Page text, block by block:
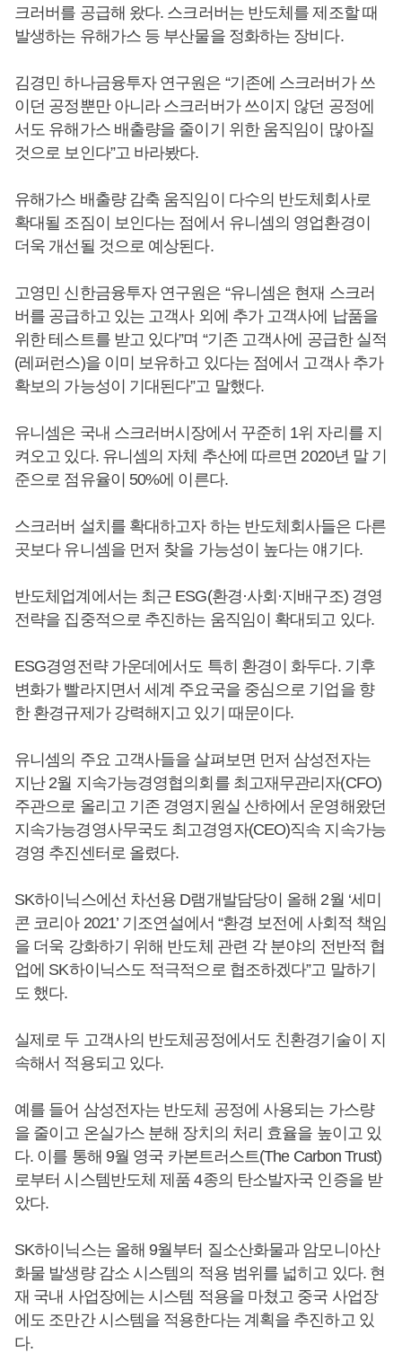
크러버를 공급해 왔다. 스크러버는 반도체를 제조할 때
발생하는 유해가스 등 부산물을 정화하는 장비다.
김경민 하나금융투자 연구원은 “기존에 스크러버가 쓰
이던 공정뿐만 아니라 스크러버가 쓰이지 않던 공정에
서도 유해가스 배출량을 줄이기 위한 움직임이 많아질
것으로 보인다”고 바라봤다.
유해가스 배출량 감축 움직임이 다수의 반도체회사로
확대될 조짐이 보인다는 점에서 유니셈의 영업환경이
더욱 개선될 것으로 예상된다.
고영민 신한금융투자 연구원은 “유니셈은 현재 스크러
버를 공급하고 있는 고객사 외에 추가 고객사에 납품을
위한 테스트를 받고 있다”며 “기존 고객사에 공급한 실적
(레퍼런스)을 이미 보유하고 있다는 점에서 고객사 추가
확보의 가능성이 기대된다”고 말했다.
유니셈은 국내 스크러버시장에서 꾸준히 1위 자리를 지
켜오고 있다. 유니셈의 자체 추산에 따르면 2020년 말 기
준으로 점유율이 50%에 이른다.
스크러버 설치를 확대하고자 하는 반도체회사들은 다른
곳보다 유니셈을 먼저 찾을 가능성이 높다는 얘기다.
반도체업계에서는 최근 ESG(환경·사회·지배구조) 경영
전략을 집중적으로 추진하는 움직임이 확대되고 있다.
ESG경영전략 가운데에서도 특히 환경이 화두다. 기후
변화가 빨라지면서 세계 주요국을 중심으로 기업을 향
한 환경규제가 강력해지고 있기 때문이다.
유니셈의 주요 고객사들을 살펴보면 먼저 삼성전자는
지난 2월 지속가능경영협의회를 최고재무관리자(CFO)
주관으로 올리고 기존 경영지원실 산하에서 운영해왔던
지속가능경영사무국도 최고경영자(CEO)직속 지속가능
경영 추진센터로 올렸다.
SK하이닉스에선 차선용 D램개발담당이 올해 2월 ‘세미
콘 코리아 2021’ 기조연설에서 “환경 보전에 사회적 책임
을 더욱 강화하기 위해 반도체 관련 각 분야의 전반적 협
업에 SK하이닉스도 적극적으로 협조하겠다”고 말하기
도 했다.
실제로 두 고객사의 반도체공정에서도 친환경기술이 지
속해서 적용되고 있다.
예를 들어 삼성전자는 반도체 공정에 사용되는 가스량
을 줄이고 온실가스 분해 장치의 처리 효율을 높이고 있
다. 이를 통해 9월 영국 카본트러스트(The Carbon Trust)
로부터 시스템반도체 제품 4종의 탄소발자국 인증을 받
았다.
SK하이닉스는 올해 9월부터 질소산화물과 암모니아산
화물 발생량 감소 시스템의 적용 범위를 넓히고 있다. 현
재 국내 사업장에는 시스템 적용을 마쳤고 중국 사업장
에도 조만간 시스템을 적용한다는 계획을 추진하고 있
다.